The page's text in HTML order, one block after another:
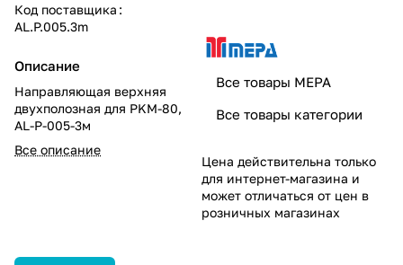
Код поставщика :
AL.P.005.3m
Описание
Направляющая верхняя
двухполозная для PKM-80,
AL-P-005-3м
Все описание
Все товары MEPA
Все товары категории
Цена действительна только
для интернет-магазина и
может отличаться от цен в
розничных магазинах